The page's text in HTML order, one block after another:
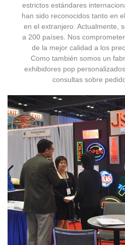
estrictos estándares
han sido reconocidos tanto en
en el extranjero. Actualmente,
a 200 países. Nos
de la mejor calidad a los
​​​​​​​​Como también somos un
exhibidores pop
consultas sobre